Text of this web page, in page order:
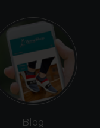
Blog